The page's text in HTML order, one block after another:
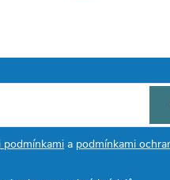
a podmínkami